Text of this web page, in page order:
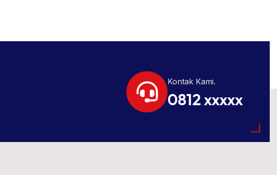
Kontak Kami.
0812 xxxxx